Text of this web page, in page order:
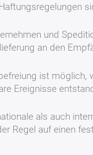
und
an den
ist möglich,
Ereignisse
als auch
Regel auf einen